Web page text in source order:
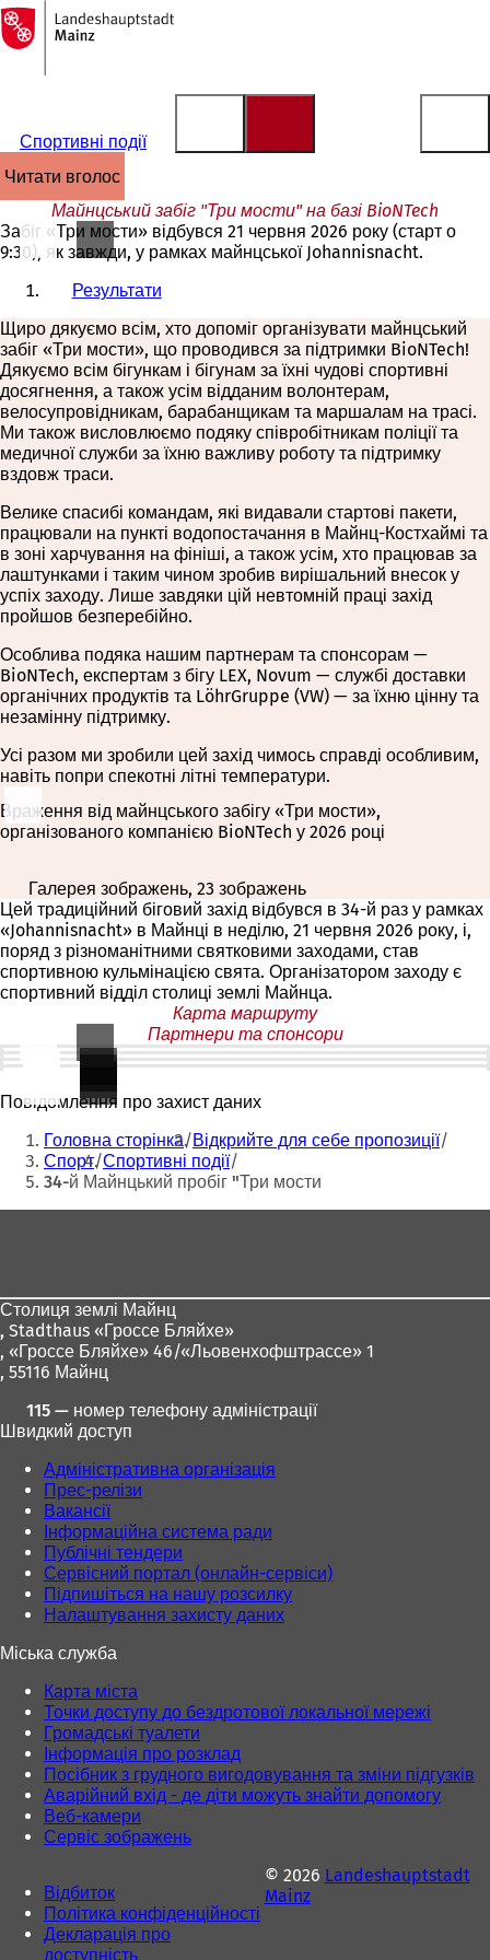
Перейти до змісту
На
головну
сторінку
Спортивні події
читати вголос
Майнцський забіг "Три мости" на базі BioNTech
Забіг «Три мости» відбувся 21 червня 2026 року (старт о
9:30), як завжди, у рамках майнцської Johannisnacht.
Результати
Щиро дякуємо всім, хто допоміг організувати майнцський
забіг «Три мости», що проводився за підтримки BioNTech!
Дякуємо всім бігункам і бігунам за їхні чудові спортивні
досягнення, а також усім відданим волонтерам,
велосупровідникам, барабанщикам та маршалам на трасі.
Ми також висловлюємо подяку співробітникам поліції та
медичної служби за їхню важливу роботу та підтримку
вздовж траси.
Велике спасибі командам, які видавали стартові пакети,
працювали на пункті водопостачання в Майнц-Костхаймі та
в зоні харчування на фініші, а також усім, хто працював за
лаштунками і таким чином зробив вирішальний внесок у
успіх заходу. Лише завдяки цій невтомній праці захід
пройшов безперебійно.
Особлива подяка нашим партнерам та спонсорам —
BioNTech, експертам з бігу LEX, Novum — службі доставки
органічних продуктів та LöhrGruppe (VW) — за їхню цінну та
незамінну підтримку.
Усі разом ми зробили цей захід чимось справді особливим,
навіть попри спекотні літні температури.
Враження від майнцського забігу «Три мости»,
організованого компанією BioNTech у 2026 році
Галерея зображень, 23 зображень
Цей традиційний біговий захід відбувся в 34-й раз у рамках
«Johannisnacht» в Майнці в неділю, 21 червня 2026 року, і,
поряд з різноманітними святковими заходами, став
спортивною кульмінацією свята. Організатором заходу є
спортивний відділ столиці землі Майнца.
Карта маршруту
Партнери та спонсори
Повідомлення про захист даних
Ти
тут:
Головна сторінка Відкрийте для себе пропозиції
Спорт Спортивні події
34-й Майнцький пробіг "Три мости
Столиця землі Майнц
, Stadthaus «Гроссе Бляйхе»
, «Гроссе Бляйхе» 46/«Льовенхофштрассе» 1
, 55116 Майнц
115 — номер телефону адміністрації
Швидкий доступ
Адміністративна організація
Прес-релізи
Вакансії
Інформаційна система ради
Публічні тендери
Сервісний портал (онлайн-сервіси)
Підпишіться на нашу розсилку
Налаштування захисту даних
Міська служба
Карта міста
Точки доступу до бездротової локальної мережі
Громадські туалети
Інформація про розклад
Посібник з грудного вигодовування та зміни підгузків
Аварійний вхід - де діти можуть знайти допомогу
Веб-камери
Сервіс зображень
Відбиток
Політика конфіденційності
Декларація про
доступність
© 2026 Landeshauptstadt
Mainz